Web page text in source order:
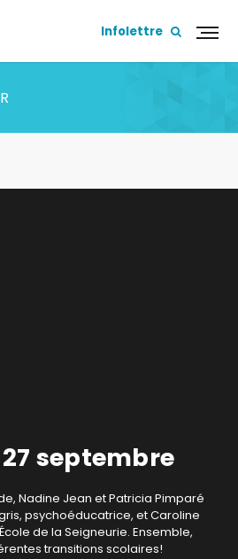
Infolettre
septembre
Nadine Jean et Patricia Pimparé
psychoéducatrice, et Caroline
de la Seigneurie. Ensemble,
transitions scolaires!